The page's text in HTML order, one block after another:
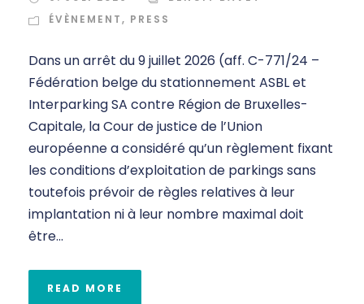
ÉVÈNEMENT, PRESS
Dans un arrêt du 9 juillet 2026 (aff. C-771/24 –
Fédération belge du stationnement ASBL et
Interparking SA contre Région de Bruxelles-
Capitale, la Cour de justice de l’Union
européenne a considéré qu’un règlement fixant
les conditions d’exploitation de parkings sans
toutefois prévoir de règles relatives à leur
implantation ni à leur nombre maximal doit
être...
READ MORE